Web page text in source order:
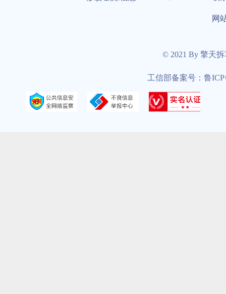
网
© 2021 By 擎天
工信部备案号：鲁